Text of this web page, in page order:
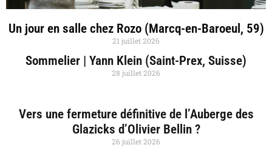
Un jour en salle chez Rozo (Marcq-en-Baroeul, 59)
21 juillet 2026
Sommelier | Yann Klein (Saint-Prex, Suisse)
28 juillet 2026
Vers une fermeture définitive de l’Auberge des
Glazicks d’Olivier Bellin ?
26 juillet 2026